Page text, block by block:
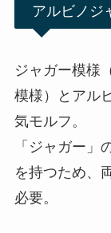
アルビノジ
ジャガー模様
模様）とアル
気モルフ。
「ジャガー」
を持つため、
必要。